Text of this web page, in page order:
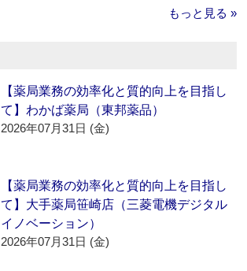
もっと見る »
【薬局業務の効率化と質的向上を目指し
て】わかば薬局（東邦薬品）
2026年07月31日 (金)
【薬局業務の効率化と質的向上を目指し
て】大手薬局笹崎店（三菱電機デジタル
イノベーション）
2026年07月31日 (金)